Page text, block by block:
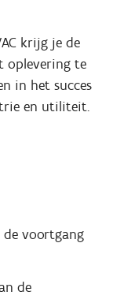
krijg je de
oplevering te
in het succes
en utiliteit.
de voortgang
de